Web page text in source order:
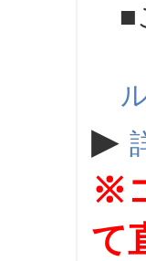
■
▶
※
て